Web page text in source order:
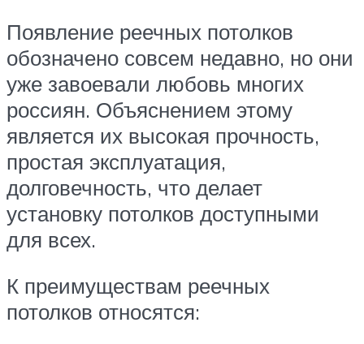
Появление реечных потолков
обозначено совсем недавно, но они
уже завоевали любовь многих
россиян. Объяснением этому
является их высокая прочность,
простая эксплуатация,
долговечность, что делает
установку потолков доступными
для всех.
К преимуществам реечных
потолков относятся: